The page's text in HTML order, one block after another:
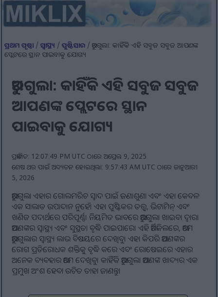
ପ୍ରଥମ ପୃଷ୍ଠା /ସ୍ୱାସ୍ଥ୍ୟ /ପୁଷ୍ଟିସାର / ଅରୁଗୁଲା: କାହିଁକି ଏହି ସବୁଜ ସବୁଜ ଆପଣଙ୍କ
ପ୍ଲେଟରେ ସ୍ଥାନ ପାଇବାକୁ ଯୋଗ୍ୟ
ଅରୁଗୁଲା: କାହିଁକି ଏହି ସବୁଜ ସବୁଜ
ଆପଣଙ୍କ ପ୍ଲେଟରେ ସ୍ଥାନ
ପାଇବାକୁ ଯୋଗ୍ୟ
ପ୍ରକାଶିତ: 12:07:49 PM UTC ଠାରେ ଅପ୍ରେଲ 9, 2025
ଶେଷ ଥର ପାଇଁ ଅଦ୍ୟତନ ହୋଇଥିଲା: 9:57:43 AM UTC ଠାରେ ଜାନୁଆରୀ
5, 2026
ଆରୁଗୁଲା ଏହାର ଗୋଲମରିଚ ସ୍ୱାଦ ପାଇଁ ଜଣାଶୁଣା ଏବଂ ଏହା କେବଳ
ଏକ ସାଲାଡ ଉପାଦାନ ନୁହେଁ। ଏହା ପୁଷ୍ଟିକର ତତ୍ତ୍ୱ, ଭିଟାମିନ୍ ଏବଂ
ଖଣିଜ ପଦାର୍ଥରେ ପରିପୂର୍ଣ୍ଣ। ନିୟମିତ ଭାବରେ ଆରୁଗୁଲା ଖାଇବା ଦ୍ୱାରା
ଆପଣଙ୍କର ସ୍ୱାସ୍ଥ୍ୟ ଏବଂ ସୁସ୍ଥତା ବୃଦ୍ଧି ପାଇପାରେ। ଏହି ଆର୍ଟିକିଲରେ, ଆମେ
ଆରୁଗୁଲାର ସ୍ୱାସ୍ଥ୍ୟ ଲାଭ ବିଷୟରେ ଦେଖିବୁ। ଏହା କିପରି ଆପଣଙ୍କର
ରୋଗ ପ୍ରତିରୋଧକ ଶକ୍ତିକୁ ବୃଦ୍ଧି କରେ ଏବଂ ରୋଷେଇରେ ଏହାର
ଅନେକ ବ୍ୟବହାର ଆମେ ଦେଖିବୁ। କାହିଁକି ଆରୁଗୁଲା ଆପଣଙ୍କ ଖାଦ୍ୟର ଏକ
ପ୍ରମୁଖ ଅଂଶ ହେବା ଉଚିତ ତାହା ଜାଣନ୍ତୁ।